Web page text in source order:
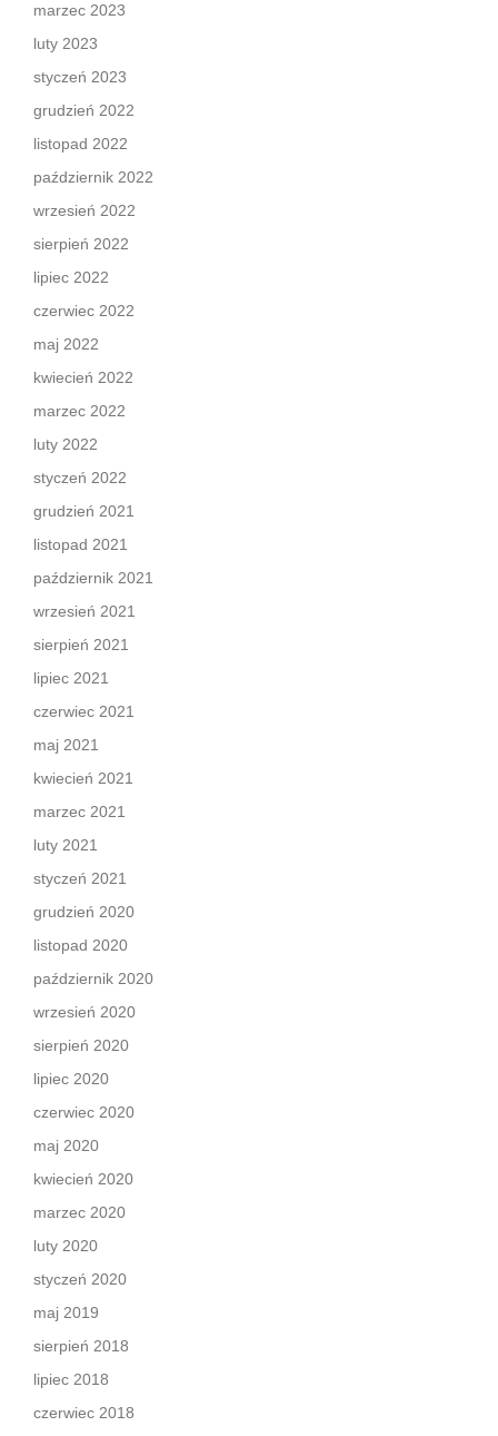
marzec 2023
luty 2023
styczeń 2023
grudzień 2022
listopad 2022
październik 2022
wrzesień 2022
sierpień 2022
lipiec 2022
czerwiec 2022
maj 2022
kwiecień 2022
marzec 2022
luty 2022
styczeń 2022
grudzień 2021
listopad 2021
październik 2021
wrzesień 2021
sierpień 2021
lipiec 2021
czerwiec 2021
maj 2021
kwiecień 2021
marzec 2021
luty 2021
styczeń 2021
grudzień 2020
listopad 2020
październik 2020
wrzesień 2020
sierpień 2020
lipiec 2020
czerwiec 2020
maj 2020
kwiecień 2020
marzec 2020
luty 2020
styczeń 2020
maj 2019
sierpień 2018
lipiec 2018
czerwiec 2018